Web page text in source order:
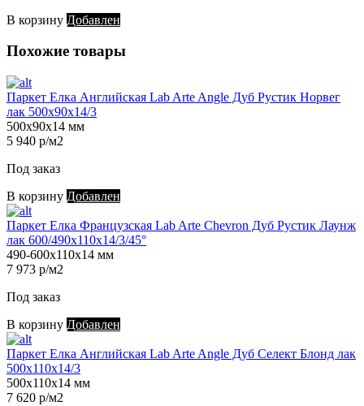
В корзину Добавлен
Похожие товары
Паркет Елка Английская Lab Arte Angle Дуб Рустик Норвег
лак 500х90х14/3
500х90х14 мм
5 940 р/м2
Под заказ
В корзину Добавлен
Паркет Елка Французская Lab Arte Chevron Дуб Рустик Лаунж
лак 600/490х110х14/3/45°
490-600х110х14 мм
7 973 р/м2
Под заказ
В корзину Добавлен
Паркет Елка Английская Lab Arte Angle Дуб Селект Блонд лак
500х110х14/3
500х110х14 мм
7 620 р/м2